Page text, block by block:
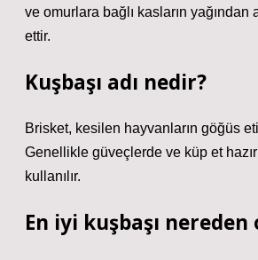
ve omurlara bağlı kasların yağından
ettir.
Kuşbaşı adı nedir?
Brisket, kesilen hayvanların göğüs
Genellikle güveçlerde ve küp et
kullanılır.
En iyi kuşbaşı nereden